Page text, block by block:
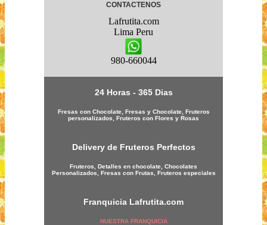
CONTACTENOS
Lafrutita.com
Lima Peru
980-660044
24 Horas - 365 Dias
Fresas con Chocolate, Fresas y Chocolate, Fruteros
personalizados, Fruteros con Flores y Rosas
Delivery de Fruteros Perfectos
Fruteros, Detalles en chocolate, Chocolates
Personalizados, Fresas con Frutas, Fruteros especiales
Franquicia Lafrutita.com
NUESTRA FRANQUICIA